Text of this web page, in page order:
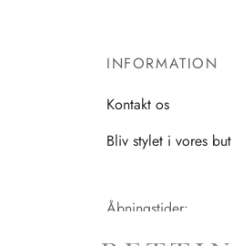
INFORMATION
Kontakt os
Bliv stylet i vores
Åbningstider: